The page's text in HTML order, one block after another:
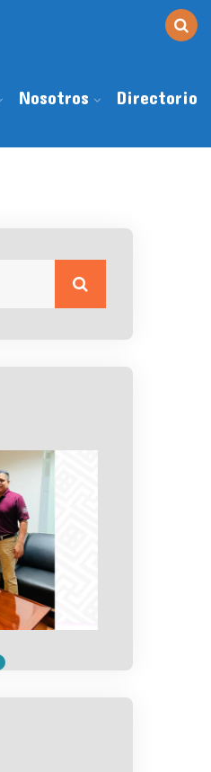
Nosotros Directorio